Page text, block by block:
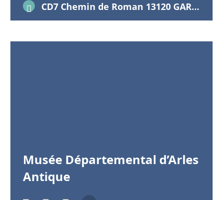
CD7 Chemin de Roman 13120 GARDANNE
Musée Départemental d’Arles
Antique